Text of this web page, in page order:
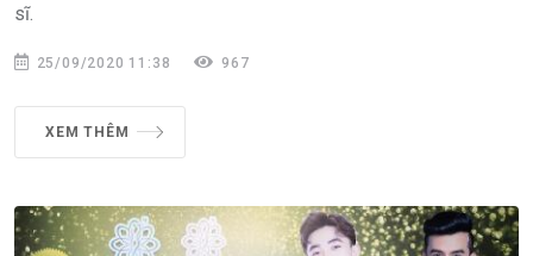
sĩ.
25/09/2020 11:38 967
XEM THÊM